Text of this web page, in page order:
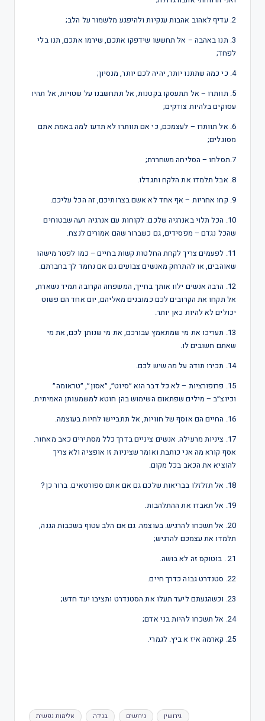
2. עדיף לאהוב אהבות ענקיות ולהיפגע מלשמור על הלב;
3. תנו באהבה – אל תחששו שידפקו אתכם, שירמו אתכם, תנו בלי
לפחד;
4. כי כמה שתתנו יותר, יהיה לכם יותר, מנסיון;
5. תוותרו – אל תתעסקו בקטנות, אל תתחשבנו על שטויות, אל תהיו
עסוקים בלהיות צודקים;
6. אל תוותרו – לעצמכם, כי אם תוותרו לא תדעו למה באמת אתם
מסוגלים;
7.תסלחו – הסליחה משחררת;
8. אבל תלמדו את הלקח ותגדלו.
9. קחו אחריות – אף אחד לא אשם בצרותיכם, זה הכל עליכם.
10. הכל תלוי באנרגיה שלכם. לקוחות עם אנרגיה רעה שבטוחים
שהכל נגדם – מפסידים, גם כשברור שהם אמורים לנצח.
11. לפעמים צריך לקחת החלטות קשות בחיים – כמו לפטר מישהו
שאוהבים, או להתרחק מאנשים צבועים גם אם נחמד לך בחברתם.
12. הרבה אנשים ילוו אותך בחייך, המשפחה הקרובה תמיד נשארת,
אל תקחו את הקרובים לכם כמובנים מאליהם, יום אחד הם פשוט
יכולים לא להיות כאן יותר.
13. תעריכו את מי שמתאמץ עבורכם, את מי שנותן לכם, את מי
שאתם חשובים לו.
14. תכירו תודה על מה שיש לכם.
15. פרופורציות – לא כל דבר הוא ״סיוט״, ״אסון״, ״טראומה״
וכיוצ״ב – מילים שפתאום השימוש בהן חוטא למשמעותן האמיתית.
16. החיים הם אוסף של חוויות, אל תתביישו לחיות בעוצמה.
17. ציניות מרעילה. אנשים ציניים בדרך כלל מסתירים כאב מאחור.
אסף קורא מה אני כותבת ואומר שציניות זו אופציה ולא צריך
להוציא את הכאב בכל מקום.
18. אל תזלזלו בבריאות שלכם גם אם אתם ספורטאים. ברור כן?
19. אל תאבדו את ההתלהבות.
20. אל תשכחו להרגיש. בעוצמה. גם אם הלב עטוף בשכבות הגנה,
תלמדו את עצמכם להרגיש;
21 . בוטוקס זה לא בושה.
22. סטנדרט גבוה כדרך חיים.
23. וכשהגעתם ליעד תעלו את הסטנדרט ותציבו יעד חדש;
24. אל תשכחו להיות בני אדם;
25. קארמה איז א ביץ. לגמרי.
אלימות נפשית בגידה גירושים גירושין